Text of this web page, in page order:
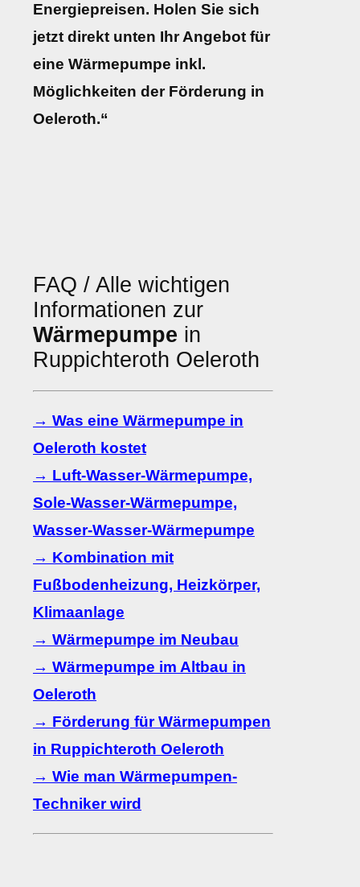
Energiepreisen. Holen Sie sich
jetzt direkt unten Ihr Angebot für
eine Wärmepumpe inkl.
Möglichkeiten der Förderung in
Oeleroth.“
FAQ / Alle wichtigen
Informationen zur
Wärmepumpe in
Ruppichteroth Oeleroth
→ Was eine Wärmepumpe in
Oeleroth kostet
→ Luft-Wasser-Wärmepumpe,
Sole-Wasser-Wärmepumpe,
Wasser-Wasser-Wärmepumpe
→ Kombination mit
Fußbodenheizung, Heizkörper,
Klimaanlage
→ Wärmepumpe im Neubau
→ Wärmepumpe im Altbau in
Oeleroth
→ Förderung für Wärmepumpen
in Ruppichteroth Oeleroth
→ Wie man Wärmepumpen-
Techniker wird